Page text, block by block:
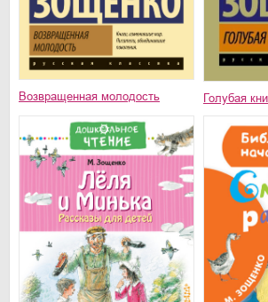
Возвращенная молодость Голубая